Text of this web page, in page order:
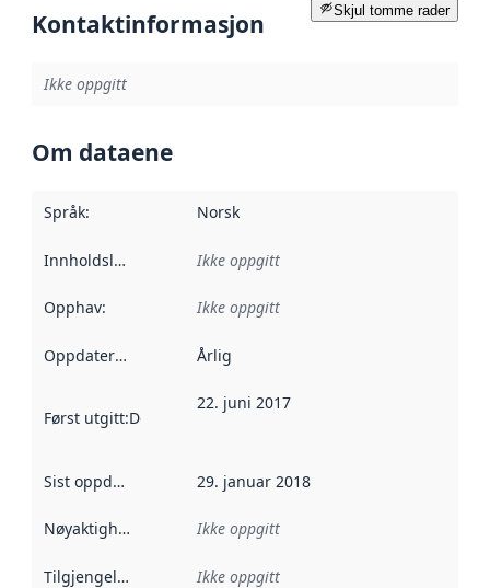
Skjul tomme rader
Kontaktinformasjon
Ikke oppgitt
Om dataene
Språk: Norsk
Innholdsleverandører :
Ikke oppgitt
Opphav: Ikke oppgitt
Oppdateringsfrekvens :
Årlig
Først utgitt:Denne datoen sier når dataene i dette
22. juni 2017
Sist oppdatert 29. januar 2018
Nøyaktighet Ikke oppgitt
Tilgjengelighet Ikke oppgitt